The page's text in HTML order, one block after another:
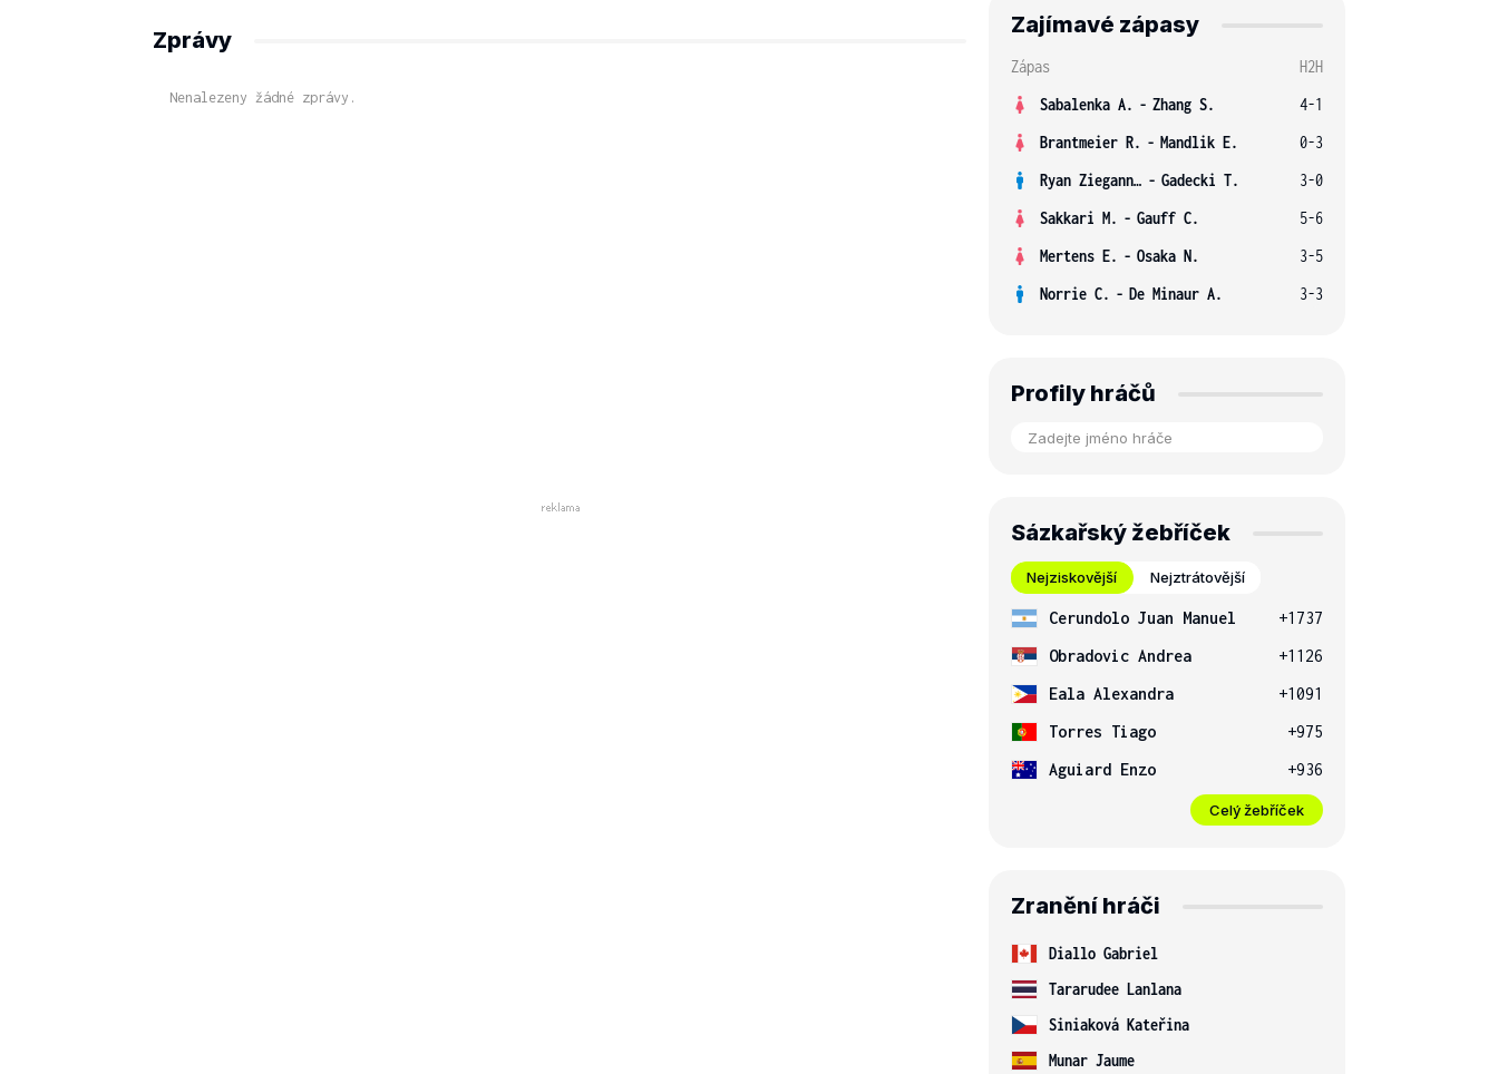
Zprávy
Nenalezeny žádné zprávy.
Zajímavé zápasy
Zápas
H2H
Sabalenka A. - Zhang S.
4-1
Brantmeier R. - Mandlik E.
0-3
Ryan Ziegann S. - Gadecki T.
3-0
Sakkari M. - Gauff C.
5-6
Mertens E. - Osaka N.
3-5
Norrie C. - De Minaur A. 3-3
Profily hráčů
Sázkařský žebříček
Nejziskovější Nejztrátovější
Cerundolo Juan Manuel
+1737
Obradovic Andrea
+1126
Eala Alexandra
+1091
Torres Tiago
+975
Aguiard Enzo
+936
Celý žebříček
Zranění hráči
Diallo Gabriel
Tararudee Lanlana
Siniaková Kateřina
Munar Jaume